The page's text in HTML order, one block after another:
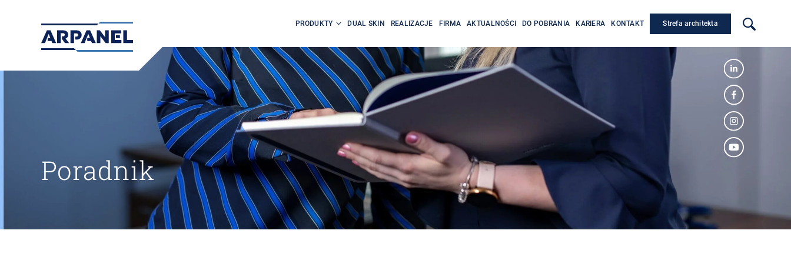
PRODUKTY DUAL SKIN REALIZACJE FIRMA AKTUALNOŚCI DO POBRANIA KARIERA KONTAKT Strefa architekta
Poradnik